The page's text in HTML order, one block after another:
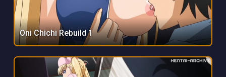
Oni Chichi Rebuild 1